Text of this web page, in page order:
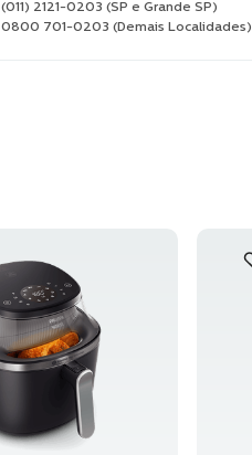
(011) 2121-0203 (SP e Grande SP)
0800 701-0203 (Demais Localidades)